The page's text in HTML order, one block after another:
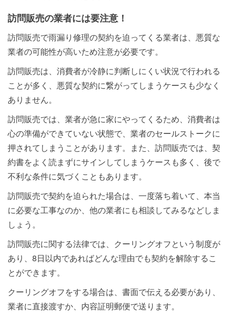
訪問販売の業者には要注意！
訪問販売で雨漏り修理の契約を迫ってくる業者は、悪質な
業者の可能性が高いため注意が必要です。
訪問販売は、消費者が冷静に判断しにくい状況で行われる
ことが多く、悪質な契約に繋がってしまうケースも少なく
ありません。
訪問販売では、業者が急に家にやってくるため、消費者は
心の準備ができていない状態で、業者のセールストークに
押されてしまうことがあります。また、訪問販売では、契
約書をよく読まずにサインしてしまうケースも多く、後で
不利な条件に気づくこともあります。
訪問販売で契約を迫られた場合は、一度落ち着いて、本当
に必要な工事なのか、他の業者にも相談してみるなどしま
しょう。
訪問販売に関する法律では、クーリングオフという制度が
あり、8日以内であればどんな理由でも契約を解除するこ
とができます。
クーリングオフをする場合は、書面で伝える必要があり、
業者に直接渡すか、内容証明郵便で送ります。